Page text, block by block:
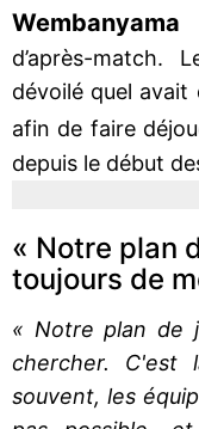
Wembanyama
d’après-match.
dévoilé quel avait
afin de faire
depuis le début
« Notre plan
toujours de
« Notre plan de
chercher. C'est
souvent, les